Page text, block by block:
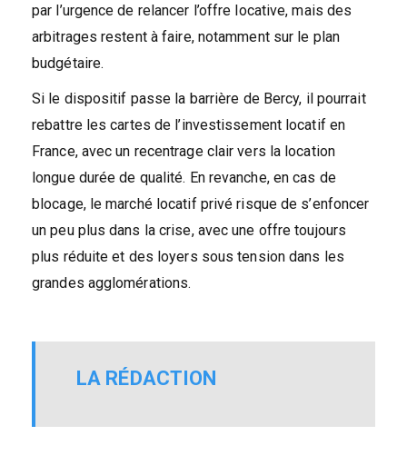
par l’urgence de relancer l’offre locative, mais des
arbitrages restent à faire, notamment sur le plan
budgétaire.
Si le dispositif passe la barrière de Bercy, il pourrait
rebattre les cartes de l’investissement locatif en
France, avec un recentrage clair vers la location
longue durée de qualité. En revanche, en cas de
blocage, le marché locatif privé risque de s’enfoncer
un peu plus dans la crise, avec une offre toujours
plus réduite et des loyers sous tension dans les
grandes agglomérations.
LA RÉDACTION